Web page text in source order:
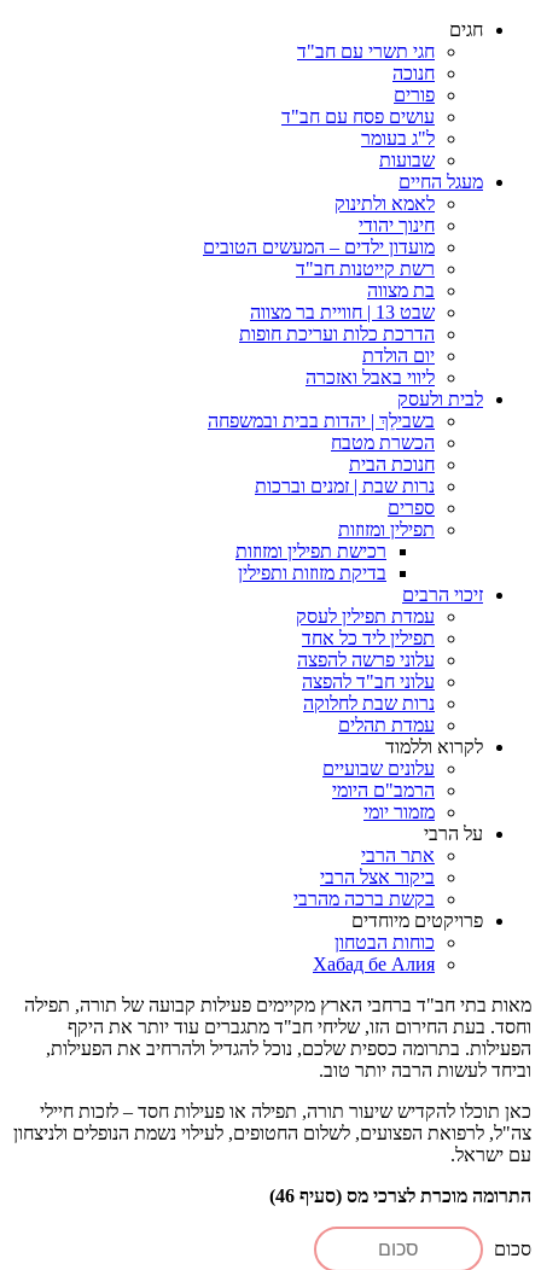
חגים
חגי תשרי עם חב"ד
חנוכה
פורים
עושים פסח עם חב"ד
ל"ג בעומר
שבועות
מעגל החיים
לאמא ולתינוק
חינוך יהודי
מועדון ילדים – המעשים הטובים
רשת קייטנות חב"ד
בת מצווה
שבט 13 | חוויית בר מצווה
הדרכת כלות ועריכת חופות​
יום הולדת
ליווי באבל ואזכרה
לבית ולעסק
בשבילֵךְ | יהדות בבית ובמשפחה
הכשרת מטבח
חנוכת הבית
נרות שבת | זמנים וברכות
ספרים
תפילין ומזוזות
רכישת תפילין ומזוזות
בדיקת מזוזות ותפילין
זיכוי הרבים
עמדת תפילין לעסק
תפילין ליד כל אחד
עלוני פרשה להפצה
עלוני חב"ד להפצה
נרות שבת לחלוקה
עמדת תהלים
לקרוא וללמוד
עלונים שבועיים
הרמב"ם היומי
מזמור יומי
על הרבי
אתר הרבי
ביקור אצל הרבי
בקשת ברכה מהרבי
פרויקטים מיוחדים
כוחות הבטחון
Хабад бе Алия
מאות בתי חב"ד ברחבי הארץ מקיימים פעילות קבועה של תורה, תפילה
וחסד. בעת החירום הזו, שליחי חב"ד מתגברים עוד יותר את היקף
הפעילות. בתרומה כספית שלכם, נוכל להגדיל ולהרחיב את הפעילות,
וביחד לעשות הרבה יותר טוב.
כאן תוכלו להקדיש שיעור תורה, תפילה או פעילות חסד – לזכות חיילי
צה"ל, לרפואת הפצועים, לשלום החטופים, לעילוי נשמת הנופלים ולניצחון
עם ישראל.
התרומה מוכרת לצרכי מס (סעיף 46)
סכום